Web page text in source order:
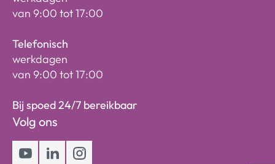
van 9:00 tot 17:00
Telefonisch
werkdagen
van 9:00 tot 17:00
Bij spoed 24/7 bereikbaar
Volg ons
Youtube
LinkedInInstagram